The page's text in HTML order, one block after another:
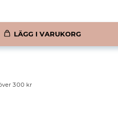
LÄGG I VARUKORG
300 kr